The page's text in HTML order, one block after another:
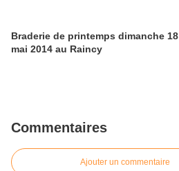
Braderie de printemps dimanche 18
mai 2014 au Raincy
Commentaires
Ajouter un commentaire